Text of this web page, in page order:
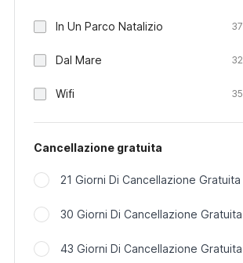
In Un Parco Natalizio 37
Dal Mare 32
Wifi 35
Cancellazione gratuita
21 Giorni Di Cancellazione Gratuita
30 Giorni Di Cancellazione Gratuita
43 Giorni Di Cancellazione Gratuita